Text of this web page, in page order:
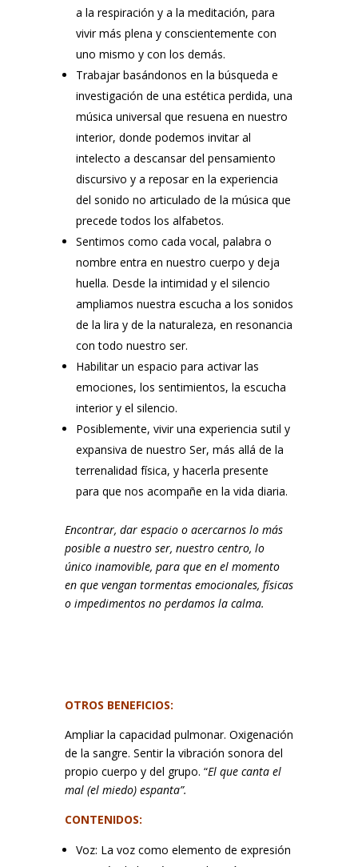
a la respiración y a la meditación, para
vivir más plena y conscientemente con
uno mismo y con los demás.
Trabajar basándonos en la búsqueda e
investigación de una estética perdida, una
música universal que resuena en nuestro
interior, donde podemos invitar al
intelecto a descansar del pensamiento
discursivo y a reposar en la experiencia
del sonido no articulado de la música que
precede todos los alfabetos.
Sentimos como cada vocal, palabra o
nombre entra en nuestro cuerpo y deja
huella. Desde la intimidad y el silencio
ampliamos nuestra escucha a los sonidos
de la lira y de la naturaleza, en resonancia
con todo nuestro ser.
Habilitar un espacio para activar las
emociones, los sentimientos, la escucha
interior y el silencio.
Posiblemente, vivir una experiencia sutil y
expansiva de nuestro Ser, más allá de la
terrenalidad física, y hacerla presente
para que nos acompañe en la vida diaria.
Encontrar, dar espacio o acercarnos lo más
posible a nuestro ser, nuestro centro, lo
único inamovible, para que en el momento
en que vengan tormentas emocionales, físicas
o impedimentos no perdamos la calma.
OTROS BENEFICIOS:
Ampliar la capacidad pulmonar. Oxigenación
de la sangre. Sentir la vibración sonora del
propio cuerpo y del grupo. “El que canta el
mal (el miedo) espanta”.
CONTENIDOS:
Voz: La voz como elemento de expresión